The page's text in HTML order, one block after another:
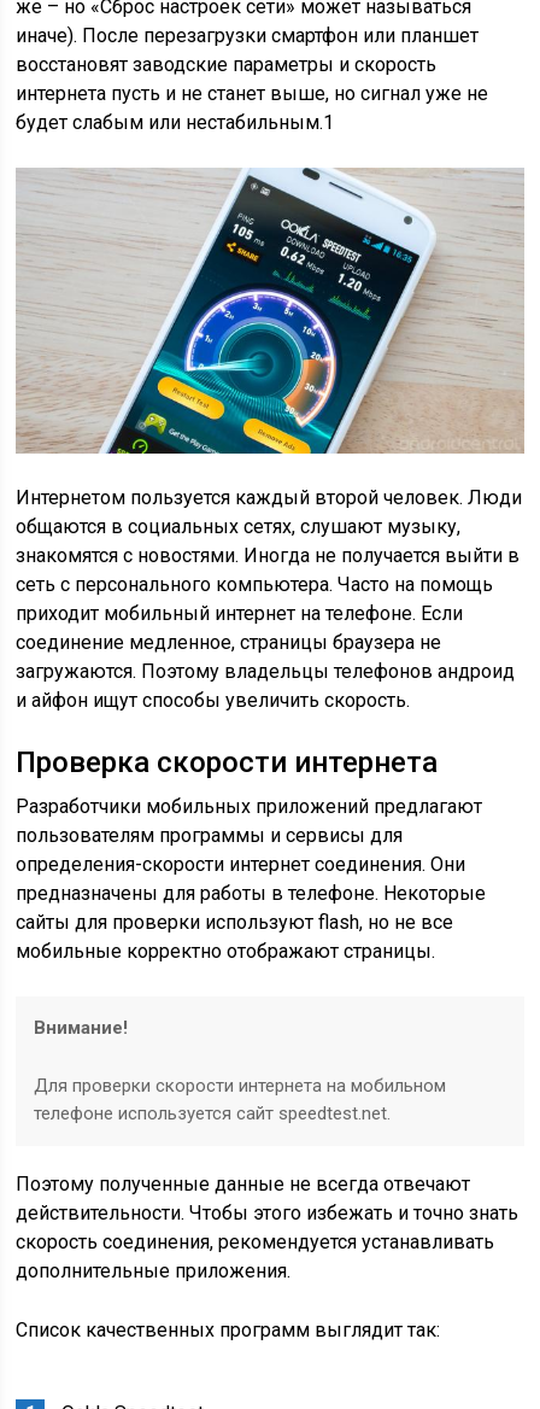
же – но «Сброс настроек сети» может называться
иначе). После перезагрузки смартфон или планшет
восстановят заводские параметры и скорость
интернета пусть и не станет выше, но сигнал уже не
будет слабым или нестабильным.1
Интернетом пользуется каждый второй человек. Люди
общаются в социальных сетях, слушают музыку,
знакомятся с новостями. Иногда не получается выйти в
сеть с персонального компьютера. Часто на помощь
приходит мобильный интернет на телефоне. Если
соединение медленное, страницы браузера не
загружаются. Поэтому владельцы телефонов андроид
и айфон ищут способы увеличить скорость.
Проверка скорости интернета
Разработчики мобильных приложений предлагают
пользователям программы и сервисы для
определения-скорости интернет соединения. Они
предназначены для работы в телефоне. Некоторые
сайты для проверки используют flash, но не все
мобильные корректно отображают страницы.
Внимание!
Для проверки скорости интернета на мобильном
телефоне используется сайт speedtest.net.
Поэтому полученные данные не всегда отвечают
действительности. Чтобы этого избежать и точно знать
скорость соединения, рекомендуется устанавливать
дополнительные приложения.
Список качественных программ выглядит так: